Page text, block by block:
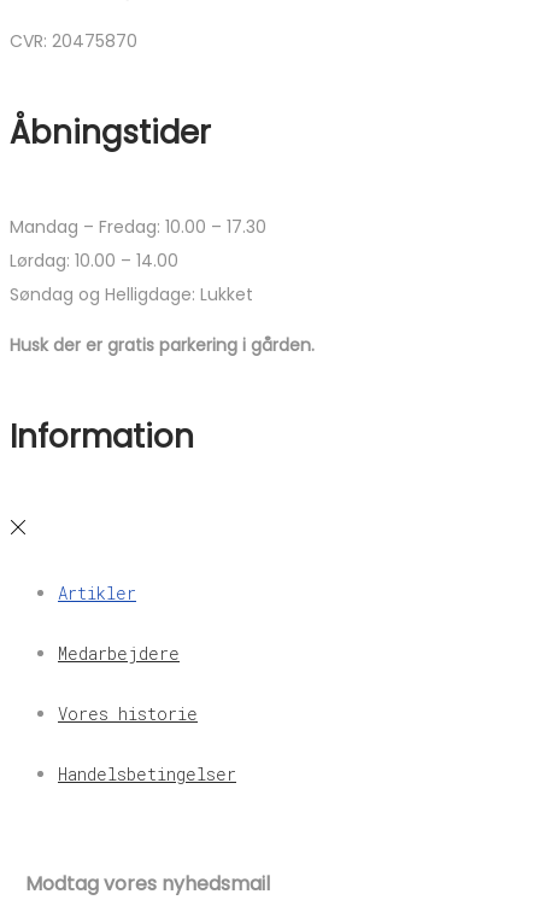
CVR: 20475870
Åbningstider
Mandag – Fredag: 10.00 – 17.30
Lørdag: 10.00 – 14.00
Søndag og Helligdage: Lukket
Husk der er gratis parkering i gården.
Information
Artikler
Medarbejdere
Vores historie
Handelsbetingelser
Modtag vores nyhedsmail